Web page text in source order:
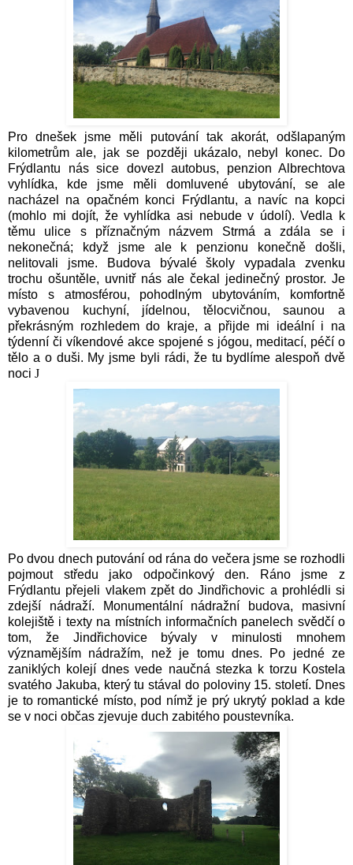
Pro dnešek jsme měli putování tak akorát, odšlapaným
kilometrům ale, jak se později ukázalo, nebyl konec. Do
Frýdlantu nás sice dovezl autobus, penzion Albrechtova
vyhlídka, kde jsme měli domluvené ubytování, se ale
nacházel na opačném konci Frýdlantu, a navíc na kopci
(mohlo mi dojít, že vyhlídka asi nebude v údolí). Vedla k
těmu ulice s příznačným názvem Strmá a zdála se i
nekonečná; když jsme ale k penzionu konečně došli,
nelitovali jsme. Budova bývalé školy vypadala zvenku
trochu ošuntěle, uvnitř nás ale čekal jedinečný prostor. Je
místo s atmosférou, pohodlným ubytováním, komfortně
vybavenou kuchyní, jídelnou, tělocvičnou, saunou a
překrásným rozhledem do kraje, a přijde mi ideální i na
týdenní či víkendové akce spojené s jógou, meditací, péčí o
tělo a o duši. My jsme byli rádi, že tu bydlíme alespoň dvě
noci J
Po dvou dnech putování od rána do večera jsme se rozhodli
pojmout středu jako odpočinkový den. Ráno jsme z
Frýdlantu přejeli vlakem zpět do Jindřichovic a prohlédli si
zdejší nádraží. Monumentální nádražní budova, masivní
kolejiště i texty na místních informačních panelech svědčí o
tom, že Jindřichovice bývaly v minulosti mnohem
významějším nádražím, než je tomu dnes. Po jedné ze
zaniklých kolejí dnes vede naučná stezka k torzu Kostela
svatého Jakuba, který tu stával do poloviny 15. století. Dnes
je to romantické místo, pod nímž je prý ukrytý poklad a kde
se v noci občas zjevuje duch zabitého poustevníka.